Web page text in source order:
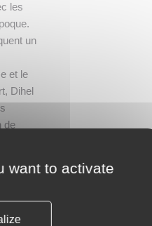
les
un
et le
Dihel
de
[2003]).
want to activate